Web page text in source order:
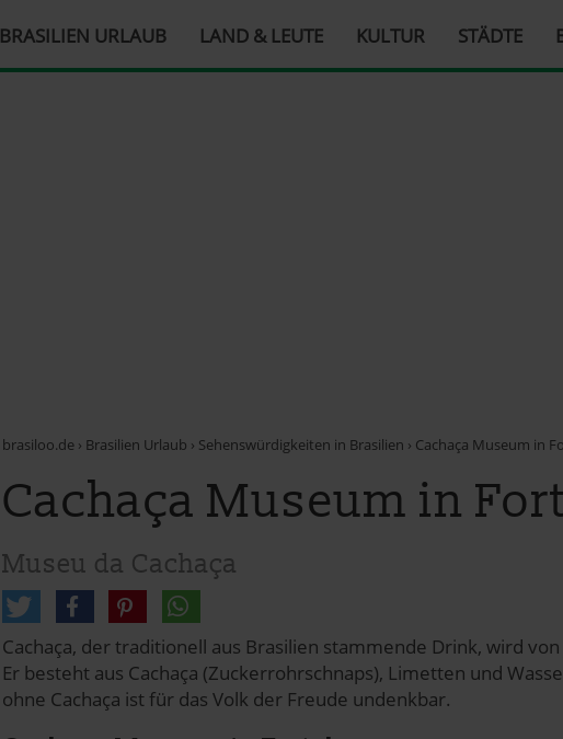
BRASILIEN URLAUB LAND & LEUTE KULTUR STÄDTE
brasiloo.de › Brasilien Urlaub › Sehenswürdigkeiten in Brasilien › Cachaça Museum in
Cachaça Museum in
Museu da Cachaça
Cachaça, der traditionell aus Brasilien stammende Drink, wird
Er besteht aus Cachaça (Zuckerrohrschnaps), Limetten und
ohne Cachaça ist für das Volk der Freude undenkbar.